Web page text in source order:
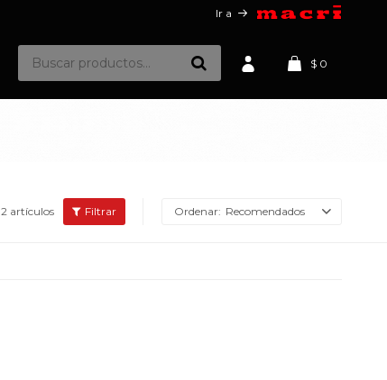
$ 0
Ir a
2 artículos Recomendados